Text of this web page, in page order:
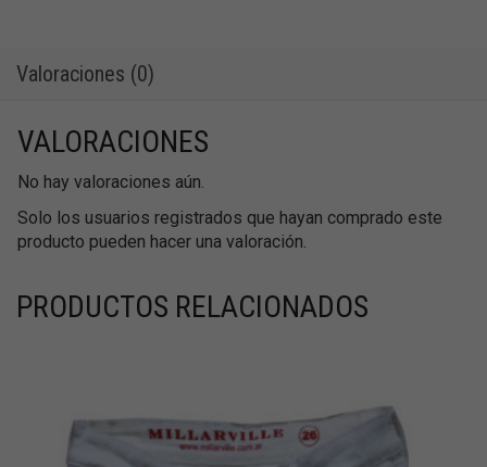
cantidad
Valoraciones (0)
VALORACIONES
No hay valoraciones aún.
Solo los usuarios registrados que hayan comprado este
producto pueden hacer una valoración.
PRODUCTOS RELACIONADOS